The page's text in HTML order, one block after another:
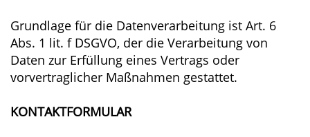
Grundlage für die Datenverarbeitung ist Art. 6
Abs. 1 lit. f DSGVO, der die Verarbeitung von
Daten zur Erfüllung eines Vertrags oder
vorvertraglicher Maßnahmen gestattet.
KONTAKTFORMULAR